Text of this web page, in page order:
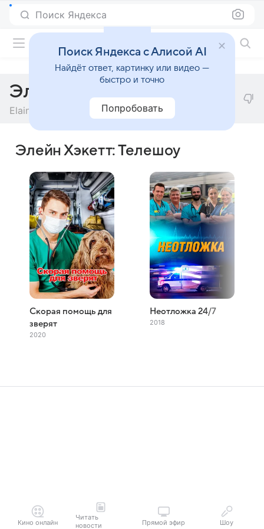
Поиск Яндекса
Элейн Хэкетт
Elaine Hackett
Элейн Хэкетт: Телешоу
Скорая помощь для
зверят
2020
Неотложка 24/7
2018
Кино онлайн
Читать
новости
Прямой эфир Шоу
Поиск Яндекса с Алисой AI
Найдёт ответ, картинку или видео —
быстро и точно
Попробовать